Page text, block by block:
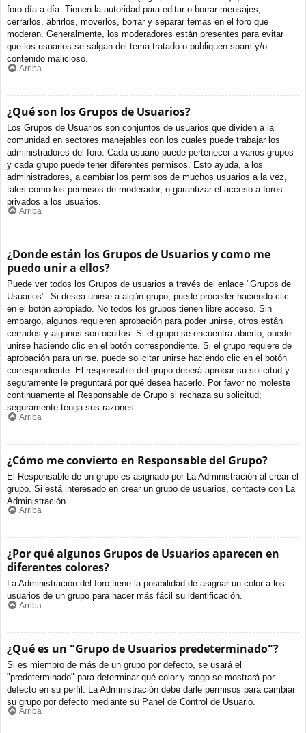
foro día a día. Tienen la autoridad para editar o borrar mensajes,
cerrarlos, abrirlos, moverlos, borrar y separar temas en el foro que
moderan. Generalmente, los moderadores están presentes para evitar
que los usuarios se salgan del tema tratado o publiquen spam y/o
contenido malicioso.
Arriba
¿Qué son los Grupos de Usuarios?
Los Grupos de Usuarios son conjuntos de usuarios que dividen a la
comunidad en sectores manejables con los cuales puede trabajar los
administradores del foro. Cada usuario puede pertenecer a varios grupos
y cada grupo puede tener diferentes permisos. Esto ayuda, a los
administradores, a cambiar los permisos de muchos usuarios a la vez,
tales como los permisos de moderador, o garantizar el acceso a foros
privados a los usuarios.
Arriba
¿Donde están los Grupos de Usuarios y como me
puedo unir a ellos?
Puede ver todos los Grupos de usuarios a través del enlace "Grupos de
Usuarios". Si desea unirse a algún grupo, puede proceder haciendo clic
en el botón apropiado. No todos los grupos tienen libre acceso. Sin
embargo, algunos requieren aprobación para poder unirse, otros están
cerrados y algunos son ocultos. Si el grupo se encuentra abierto, puede
unirse haciendo clic en el botón correspondiente. Si el grupo requiere de
aprobación para unirse, puede solicitar unirse haciendo clic en el botón
correspondiente. El responsable del grupo deberá aprobar su solicitud y
seguramente le preguntará por qué desea hacerlo. Por favor no moleste
continuamente al Responsable de Grupo si rechaza su solicitud;
seguramente tenga sus razones.
Arriba
¿Cómo me convierto en Responsable del Grupo?
El Responsable de un grupo es asignado por La Administración al crear el
grupo. Si está interesado en crear un grupo de usuarios, contacte con La
Administración.
Arriba
¿Por qué algunos Grupos de Usuarios aparecen en
diferentes colores?
La Administración del foro tiene la posibilidad de asignar un color a los
usuarios de un grupo para hacer más fácil su identificación.
Arriba
¿Qué es un "Grupo de Usuarios predeterminado"?
Si es miembro de más de un grupo por defecto, se usará el
"predeterminado" para determinar qué color y rango se mostrará por
defecto en su perfil. La Administración debe darle permisos para cambiar
su grupo por defecto mediante su Panel de Control de Usuario.
Arriba